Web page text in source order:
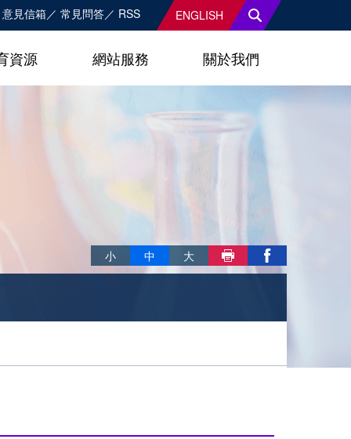
意見信箱 常見問答 RSS ENGLISH
資源 網站服務 關於我們
略過字型切換，社群分享工具列
小
中 大